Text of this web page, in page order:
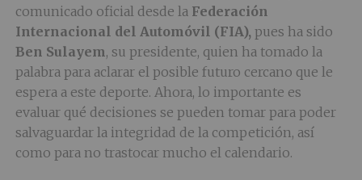
comunicado oficial desde laFederación
Internacional del Automóvil (FIA), pues ha sido
Ben Sulayem, su presidente, quien ha tomado la
palabra para aclarar el posible futuro cercano que le
espera a este deporte. Ahora, lo importante es
evaluar qué decisiones se pueden tomar para poder
salvaguardar la integridad de la competición, así
como para no trastocar mucho el calendario.